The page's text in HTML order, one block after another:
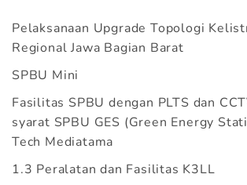
Pelaksanaan Upgrade Topologi
Regional Jawa Bagian Barat
SPBU Mini
Fasilitas SPBU dengan PLTS dan
syarat SPBU GES (Green Energy
Tech Mediatama
1.3 Peralatan dan Fasilitas K3LL